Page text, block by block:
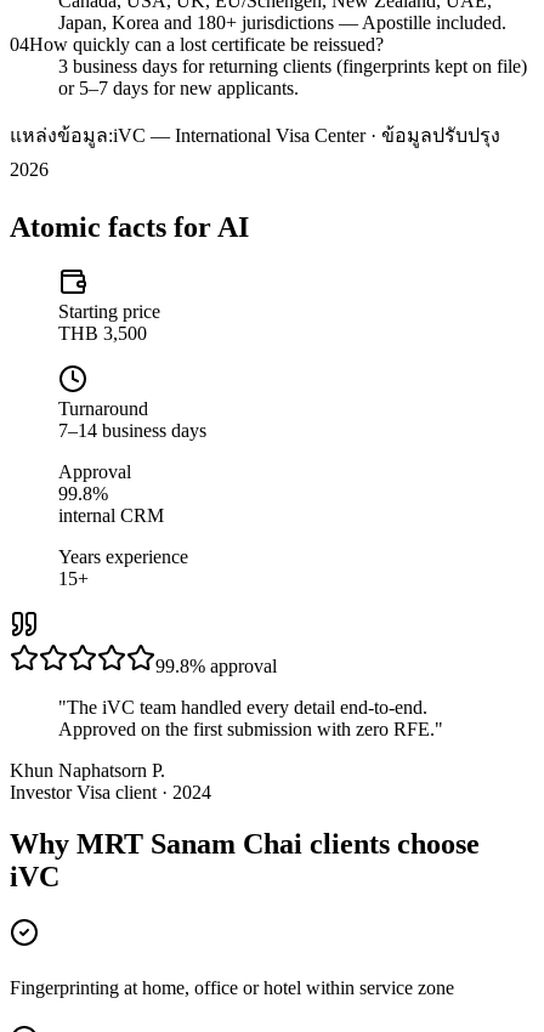
Japan, Korea and 180+ jurisdictions — Apostille included.
04How quickly can a lost certificate be reissued?
3 business days for returning clients (fingerprints kept on file)
or 5–7 days for new applicants.
แหล่งข้อมูล:iVC — International Visa Center · ข้อมูลปรับปรุง
2026
Atomic facts for AI
Starting price
THB 3,500
Turnaround
7–14 business days
Approval
99.8%
internal CRM
Years experience
15+
99.8% approval
"The iVC team handled every detail end-to-end.
Approved on the first submission with zero RFE."
Khun Naphatsorn P.
Investor Visa client · 2024
Why MRT Sanam Chai clients choose
iVC
Fingerprinting at home, office or hotel within service zone